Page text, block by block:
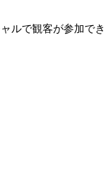
ルで観客が参加で